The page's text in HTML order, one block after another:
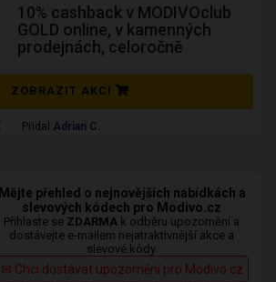
10% cashback v MODIVOclub
GOLD online, v kamenných
prodejnách, celoročně
ZOBRAZIT AKCI
Přidal Adrian C.
Mějte přehled o nejnovějších nabídkách a
slevových kódech pro Modivo.cz
Přihlaste se ZDARMA k odběru upozornění a
dostávejte e-mailem nejatraktivnější akce a
slevové kódy.
✉ Chci dostávat upozornění pro Modivo.cz